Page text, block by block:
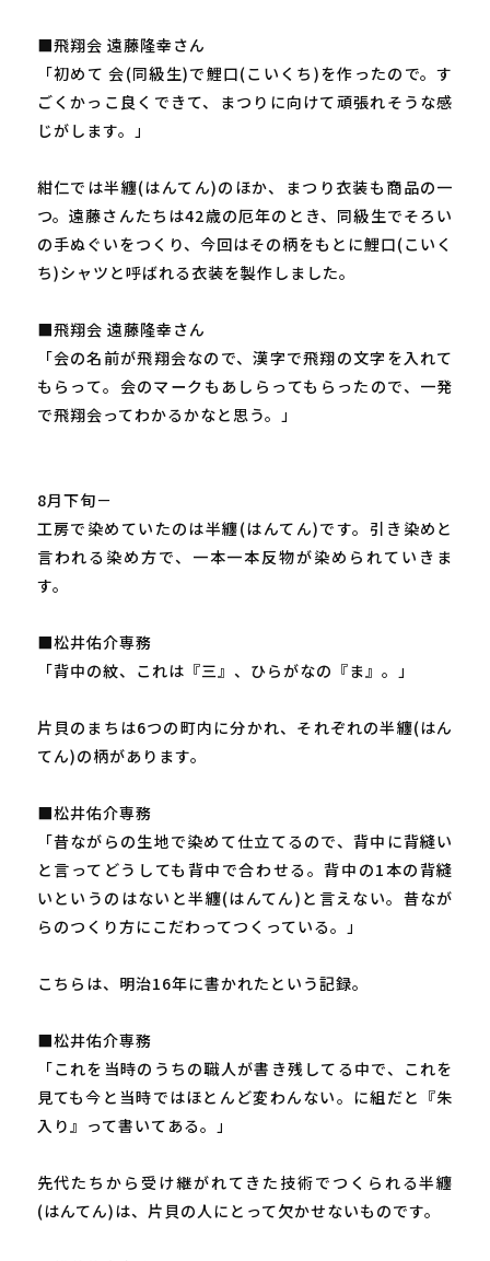
■飛翔会 遠藤隆幸さん
「初めて 会(同級生)で鯉口(こいくち)を作ったので。す
ごくかっこ良くできて、まつりに向けて頑張れそうな感
じがします。」
紺仁では半纏(はんてん)のほか、まつり衣装も商品の一
つ。遠藤さんたちは42歳の厄年のとき、同級生でそろい
の手ぬぐいをつくり、今回はその柄をもとに鯉口(こいく
ち)シャツと呼ばれる衣装を製作しました。
■飛翔会 遠藤隆幸さん
「会の名前が飛翔会なので、漢字で飛翔の文字を入れて
もらって。会のマークもあしらってもらったので、一発
で飛翔会ってわかるかなと思う。」
8月下旬－
工房で染めていたのは半纏(はんてん)です。引き染めと
言われる染め方で、一本一本反物が染められていきま
す。
■松井佑介専務
「背中の紋、これは『三』、ひらがなの『ま』。」
片貝のまちは6つの町内に分かれ、それぞれの半纏(はん
てん)の柄があります。
■松井佑介専務
「昔ながらの生地で染めて仕立てるので、背中に背縫い
と言ってどうしても背中で合わせる。背中の1本の背縫
いというのはないと半纏(はんてん)と言えない。昔なが
らのつくり方にこだわってつくっている。」
こちらは、明治16年に書かれたという記録。
■松井佑介専務
「これを当時のうちの職人が書き残してる中で、これを
見ても今と当時ではほとんど変わんない。に組だと『朱
入り』って書いてある。」
先代たちから受け継がれてきた技術でつくられる半纏
(はんてん)は、片貝の人にとって欠かせないものです。